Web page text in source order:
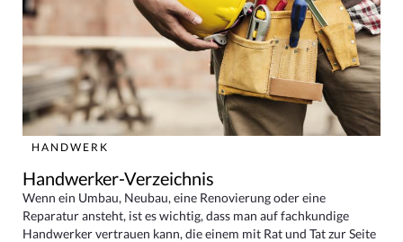
HANDWERK
Handwerker-Verzeichnis
Wenn ein Umbau, Neubau, eine Renovierung oder eine
Reparatur ansteht, ist es wichtig, dass man auf fachkundige
Handwerker vertrauen kann, die einem mit Rat und Tat zur Seite